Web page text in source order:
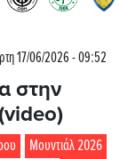
17/06/2026 - 09:52
στην
Μουντιάλ 2026